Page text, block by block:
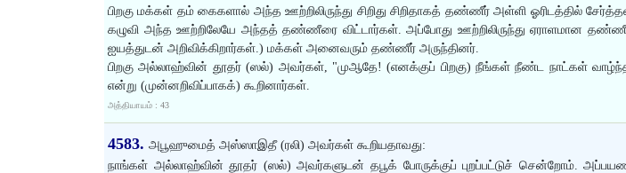
பிறகு மக்கள் தம் கைகளால் அந்த ஊற்றிலிருந்து சிறிது சிறிதாகத் தண்ணீர் அள்ளி ஓரிடத்தில்
கழுவி அந்த ஊற்றிலேயே அந்தத் தண்ணீரை விட்டார்கள். அப்போது ஊற்றிலிருந்து ஏராளமான தண்ணீர்
ஐயத்துடன் அறிவிக்கிறார்கள்.) மக்கள் அனைவரும் தண்ணீர் அருந்தினர்.
பிறகு அல்லாஹ்வின் தூதர் (ஸல்) அவர்கள், "முஆதே! (எனக்குப் பிறகு) நீங்கள் நீண்ட நாட்கள்
என்று (முன்னறிவிப்பாகக்) கூறினார்கள்.
அத்தியாயம் : 43
4583. அபூஹுமைத் அஸ்ஸாஇதீ (ரலி) அவர்கள் கூறியதாவது:
நாங்கள் அல்லாஹ்வின் தூதர் (ஸல்) அவர்களுடன் தபூக் போருக்குப் புறப்பட்டுச் சென்றோம்.